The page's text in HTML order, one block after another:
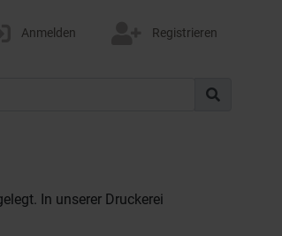
Anmelden Registrieren
In unserer Druckerei